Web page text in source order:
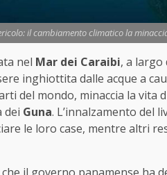
il cambiamento climatico la
nel Mar dei Caraibi, a largo
inghiottita dalle acque a
del mondo, minaccia la vita
dei Guna. L’innalzamento del
le loro case, mentre altri